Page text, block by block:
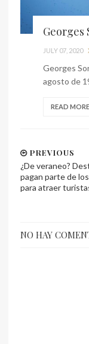
Georges
JULY 07, 2020
Georges
agosto de
READ MORE
PREVIOUS
¿De veraneo?
pagan parte de
para atraer
NO HAY